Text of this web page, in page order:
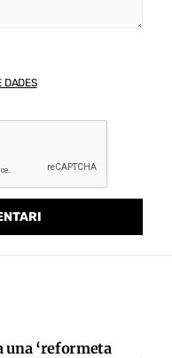
DADES
una ‘reformeta